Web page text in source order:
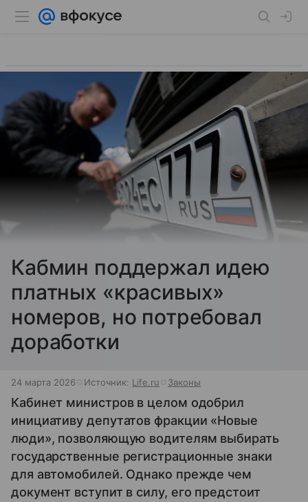
Кабмин поддержал идею
платных «красивых»
номеров, но потребовал
доработки
24 марта 2026 Источник: Life.ru Законы
Кабинет министров в целом одобрил
инициативу депутатов фракции «Новые
люди», позволяющую водителям выбирать
государственные регистрационные знаки
для автомобилей. Однако прежде чем
документ вступит в силу, его предстоит